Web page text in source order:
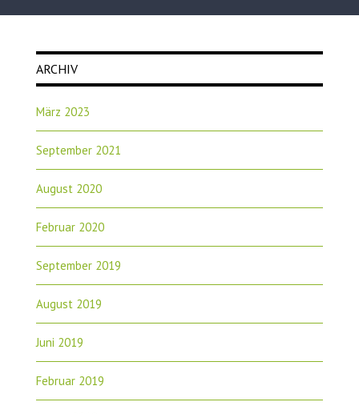
ARCHIV
März 2023
September 2021
August 2020
Februar 2020
September 2019
August 2019
Juni 2019
Februar 2019